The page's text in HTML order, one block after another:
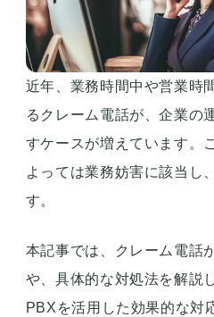
近年、業務時間中や営業時
るクレーム電話が、企業の
すケースが増えています。
よっては業務妨害に該当し
す。
本記事では、クレーム電話
や、具体的な対処法を解説
PBXを活用した効果的な対